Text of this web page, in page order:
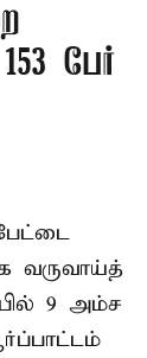
பேர்
வருவாய்த்
9 அம்ச